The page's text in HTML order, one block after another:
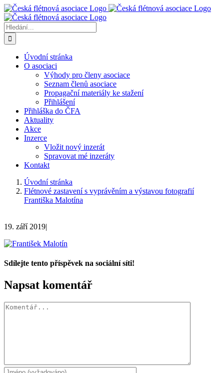
Přeskočit
na
obsah
Hledat:
Úvodní stránka
O asociaci
Výhody pro členy asociace
Seznam členů asociace
Propagační materiály ke stažení
Přihlášení
Přihláška do ČFA
Aktuality
Akce
Inzerce
Vložit nový inzerát
Spravovat mé inzeráty
Kontakt
Úvodní stránka
Flétnové zastavení s vyprávěním a výstavou fotografií
Františka Malotína
19. září 2019|
Sdílejte tento příspěvek na sociální síti!
Facebook
X
WhatsApp
Napsat komentář
Komentář